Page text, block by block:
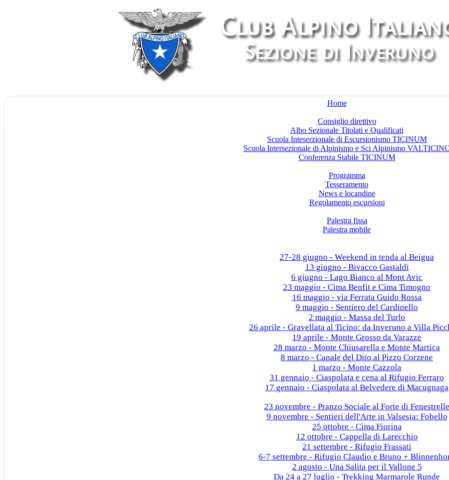
Home
Consiglio direttivo
Albo Sezionale Titolati e Qualificati
Scuola Inteserzionale di Escursionismo TICINUM
Scuola Intersezionale di Alpinismo e Sci Alpinismo
Conferenza Stabile TICINUM
Programma
Tesseramento
News e locandine
Regolamento escursioni
Palestra fissa
Palestra mobile
27-28 giugno - Weekend in tenda al Beigua
13 giugno - Bivacco Gastaldi
6 giugno - Lago Bianco al Mont Avic
23 maggio - Cima Benfit e Cima Timogno
16 maggio - via Ferrata Guido Rossa
9 maggio - Sentiero del Cardinello
2 maggio - Massa del Turlo
26 aprile - Gravellata al Ticino: da Inveruno a Villa
19 aprile - Monte Grosso da Varazze
28 marzo - Monte Chiusarella e Monte Martica
8 marzo - Canale del Dito al Pizzo Corzene
1 marzo - Monte Cazzola
31 gennaio - Ciaspolata e cena al Rifugio Ferraro
17 gennaio - Ciaspolata al Belvedere di Macugnaga
23 novembre - Pranzo Sociale al Forte di Fenestrelle
9 novembre - Sentieri dell'Arte in Valsesia: Fobello
25 ottobre - Cima Fiorina
12 ottobre - Cappella di Larecchio
21 settembre - Rifugio Frassati
6-7 settembre - Rifugio Claudio e Bruno +
2 agosto - Una Salita per il Vallone 5
Da 24 a 27 luglio - Trekking Marmarole Runde